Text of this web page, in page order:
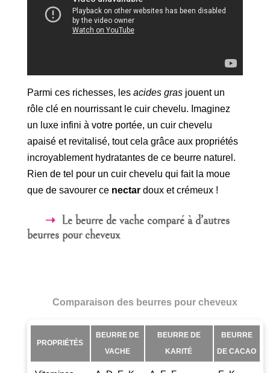
Parmi ces richesses, les acides grasjouent un
rôle clé en nourrissant le cuir chevelu. Imaginez
un luxe infini à votre portée, un cuir chevelu
apaisé et revitalisé, tout cela grâce aux propriétés
incroyablement hydratantes de ce beurre naturel.
Rien de tel pour un cuir chevelu qui fait la moue
que de savourer ce nectardoux et crémeux !
Le beurre de vache comparé à d’autres
beurres pour cheveux
Comparaison des beurres pour cheveux
PROPRIÉTÉS
BEURRE DE
VACHE
BEURRE DE
KARITÉ
BEURRE
DE CACAO